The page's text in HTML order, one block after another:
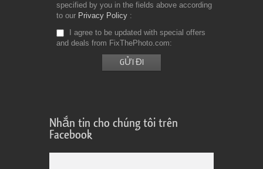
specified by you in the fields above according
to our Privacy Policy
I agree to be updated with special offers
and deals from FixThePhoto.com
Nhắn tin cho chúng tôi trên
Facebook